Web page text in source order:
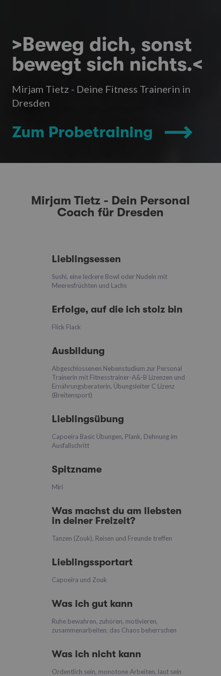
>Beweg dich, sonst
bewegt sich nichts.<
Mirjam Tietz - Deine Fitness Trainerin in
Dresden
Zum Probetraining
Mirjam Tietz - Dein Personal
Coach für Dresden
Lieblingsessen
Sushi, eine leckere Bowl oder Nudeln mit
Meeresfrüchten und Lachs
Erfolge, auf die ich stolz bin
Flick Flack
Ausbildung
Abgeschlossenen Nebenstudium zur Personal
Trainerin mit Fitnesstrainer-A&-B Lizenzen und
Ernährungsberaterin, Übungsleiter C Lizenz
(Breitensport)
Lieblingsübung
Capoeira Basic Übungen, Plank, Dehnung im
Ausfallschritt
Spitzname
Miri
Was machst du am liebsten
in deiner Freizeit?
Tanzen (Zouk), Reisen und Freunde treffen
Lieblingssportart
Capoeira und Zouk
Was ich gut kann
Ruhe bewahren, zuhören, motivieren,
zusammenarbeiten, das Chaos beherrschen
Was ich nicht kann
Ordentlich sein, monotone Arbeiten, laut sein